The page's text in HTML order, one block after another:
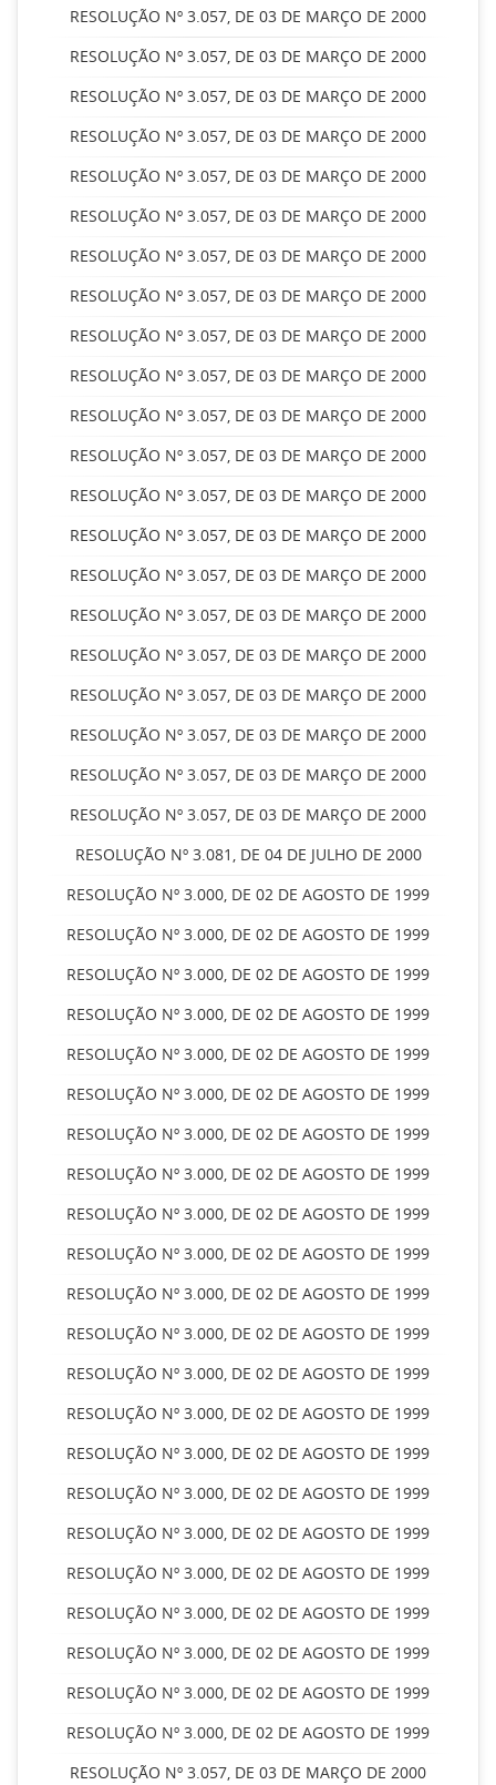
RESOLUÇÃO Nº 3.057, DE 03 DE MARÇO DE 2000
RESOLUÇÃO Nº 3.057, DE 03 DE MARÇO DE 2000
RESOLUÇÃO Nº 3.057, DE 03 DE MARÇO DE 2000
RESOLUÇÃO Nº 3.057, DE 03 DE MARÇO DE 2000
RESOLUÇÃO Nº 3.057, DE 03 DE MARÇO DE 2000
RESOLUÇÃO Nº 3.057, DE 03 DE MARÇO DE 2000
RESOLUÇÃO Nº 3.057, DE 03 DE MARÇO DE 2000
RESOLUÇÃO Nº 3.057, DE 03 DE MARÇO DE 2000
RESOLUÇÃO Nº 3.057, DE 03 DE MARÇO DE 2000
RESOLUÇÃO Nº 3.057, DE 03 DE MARÇO DE 2000
RESOLUÇÃO Nº 3.057, DE 03 DE MARÇO DE 2000
RESOLUÇÃO Nº 3.057, DE 03 DE MARÇO DE 2000
RESOLUÇÃO Nº 3.057, DE 03 DE MARÇO DE 2000
RESOLUÇÃO Nº 3.057, DE 03 DE MARÇO DE 2000
RESOLUÇÃO Nº 3.057, DE 03 DE MARÇO DE 2000
RESOLUÇÃO Nº 3.057, DE 03 DE MARÇO DE 2000
RESOLUÇÃO Nº 3.057, DE 03 DE MARÇO DE 2000
RESOLUÇÃO Nº 3.057, DE 03 DE MARÇO DE 2000
RESOLUÇÃO Nº 3.057, DE 03 DE MARÇO DE 2000
RESOLUÇÃO Nº 3.057, DE 03 DE MARÇO DE 2000
RESOLUÇÃO Nº 3.057, DE 03 DE MARÇO DE 2000
RESOLUÇÃO Nº 3.081, DE 04 DE JULHO DE 2000
RESOLUÇÃO Nº 3.000, DE 02 DE AGOSTO DE 1999
RESOLUÇÃO Nº 3.000, DE 02 DE AGOSTO DE 1999
RESOLUÇÃO Nº 3.000, DE 02 DE AGOSTO DE 1999
RESOLUÇÃO Nº 3.000, DE 02 DE AGOSTO DE 1999
RESOLUÇÃO Nº 3.000, DE 02 DE AGOSTO DE 1999
RESOLUÇÃO Nº 3.000, DE 02 DE AGOSTO DE 1999
RESOLUÇÃO Nº 3.000, DE 02 DE AGOSTO DE 1999
RESOLUÇÃO Nº 3.000, DE 02 DE AGOSTO DE 1999
RESOLUÇÃO Nº 3.000, DE 02 DE AGOSTO DE 1999
RESOLUÇÃO Nº 3.000, DE 02 DE AGOSTO DE 1999
RESOLUÇÃO Nº 3.000, DE 02 DE AGOSTO DE 1999
RESOLUÇÃO Nº 3.000, DE 02 DE AGOSTO DE 1999
RESOLUÇÃO Nº 3.000, DE 02 DE AGOSTO DE 1999
RESOLUÇÃO Nº 3.000, DE 02 DE AGOSTO DE 1999
RESOLUÇÃO Nº 3.000, DE 02 DE AGOSTO DE 1999
RESOLUÇÃO Nº 3.000, DE 02 DE AGOSTO DE 1999
RESOLUÇÃO Nº 3.000, DE 02 DE AGOSTO DE 1999
RESOLUÇÃO Nº 3.000, DE 02 DE AGOSTO DE 1999
RESOLUÇÃO Nº 3.000, DE 02 DE AGOSTO DE 1999
RESOLUÇÃO Nº 3.000, DE 02 DE AGOSTO DE 1999
RESOLUÇÃO Nº 3.000, DE 02 DE AGOSTO DE 1999
RESOLUÇÃO Nº 3.000, DE 02 DE AGOSTO DE 1999
RESOLUÇÃO Nº 3.057, DE 03 DE MARÇO DE 2000